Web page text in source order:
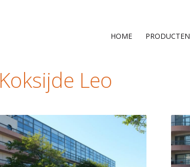
HOME PRODUCTEN
Koksijde Leo